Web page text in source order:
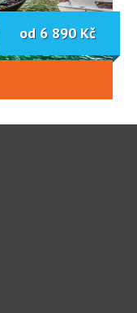
od 6 890 Kč